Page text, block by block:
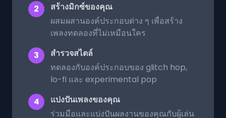
2
สร้างมิกซ์ของคุณ
ผสมผสานองค์ประกอบต่าง ๆ เพื่อสร้าง
เพลงทดลองที่ไม่เหมือนใคร
3
สำรวจสไตล์
ทดลองกับองค์ประกอบของ glitch hop,
lo-fi และ experimental pop
4
แบ่งปันเพลงของคุณ
ร่วมมือและแบ่งปันผลงานของคุณกับผู้เล่น